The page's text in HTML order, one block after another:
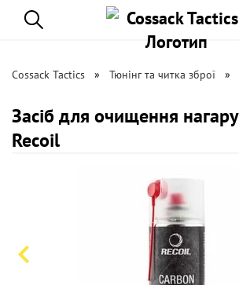
Cossack Tactics Тюнінг та читка зброї
Засіб для очищення нагару
Recoil